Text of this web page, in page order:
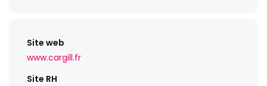
Site web
www.cargill.fr
Site RH